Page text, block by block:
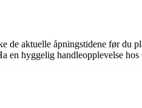
aktuelle åpningstidene før du
en hyggelig handleopplevelse hos